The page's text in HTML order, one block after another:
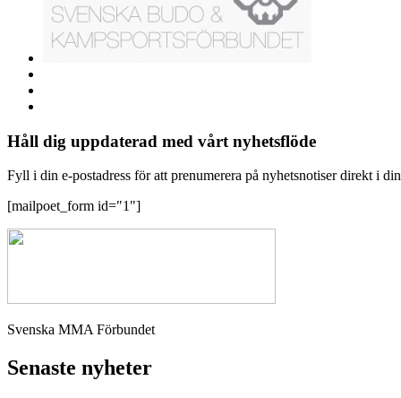
Håll dig uppdaterad med vårt nyhetsflöde
Fyll i din e-postadress för att prenumerera på nyhetsnotiser direkt i
[mailpoet_form id="1"]
Svenska MMA Förbundet
Senaste nyheter